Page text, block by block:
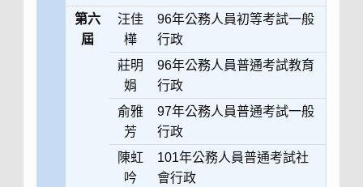
第六
屆
汪佳
樺
96年公務人員初等考試一般
行政
莊明
娟
96年公務人員普通考試教育
行政
俞雅
芳
97年公務人員普通考試一般
行政
陳虹
吟
101年公務人員普通考試社
會行政